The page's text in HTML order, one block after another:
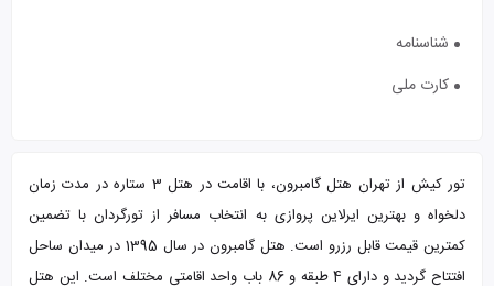
شناسنامه
کارت ملی
تور کیش از تهران هتل گامبرون، با اقامت در هتل 3 ستاره در مدت زمان
دلخواه و بهترین ایرلاین پروازی به انتخاب مسافر از تورگردان با تضمین
کمترین قیمت قابل رزرو است. هتل گامبرون در سال 1395 در میدان ساحل
افتتاح گردید و دارای 4 طبقه و 86 باب واحد اقامتی مختلف است. این هتل